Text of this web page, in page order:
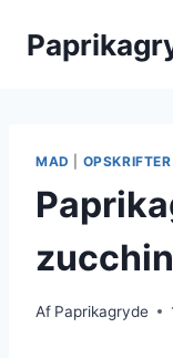
MAD OPSKRIFTER
Af Paprikagryde